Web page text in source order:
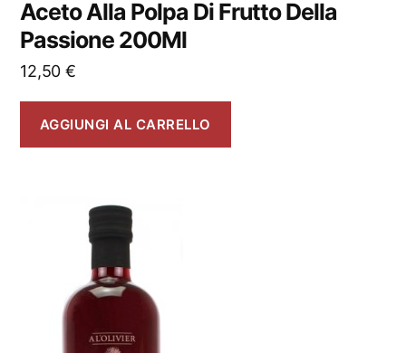
Aceto Alla Polpa Di Frutto Della
Passione 200Ml
12,50 €
AGGIUNGI AL CARRELLO